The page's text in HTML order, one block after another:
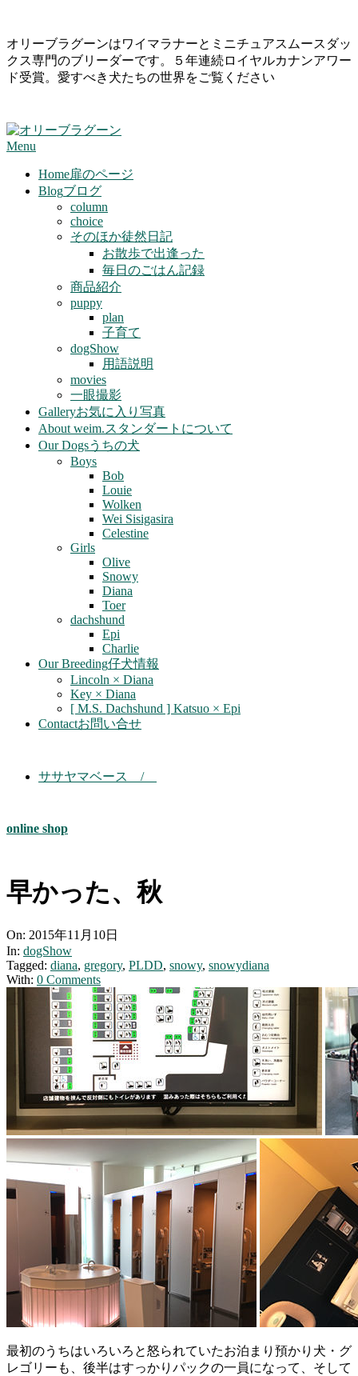
Skip
to
content
オリーブラグーンはワイマラナーとミニチュアスムースダッ
クス専門のブリーダーです。５年連続ロイヤルカナンアワー
ド受賞。愛すべき犬たちの世界をご覧ください
Primary
Menu
Menu
Home扉のページ
Blogブログ
column
choice
そのほか徒然日記
お散歩で出逢った
毎日のごはん記録
商品紹介
puppy
plan
子育て
dogShow
用語説明
movies
一眼撮影
Galleryお気に入り写真
About weim.スタンダートについて
Our Dogsうちの犬
Boys
Bob
Louie
Wolken
Wei Sisigasira
Celestine
Girls
Olive
Snowy
Diana
Toer
dachshund
Epi
Charlie
Our Breeding仔犬情報
Lincoln × Diana
Key × Diana
[ M.S. Dachshund ] Katsuo × Epi
Contactお問い合せ
ササヤマベース /
online shop
早かった、秋
On: 2015年11月10日
In: dogShow
Tagged: diana, gregory, PLDD, snowy, snowydiana
With: 0 Comments
最初のうちはいろいろと怒られていたお泊まり預かり犬・グ
レゴリーも、後半はすっかりパックの一員になって、そして